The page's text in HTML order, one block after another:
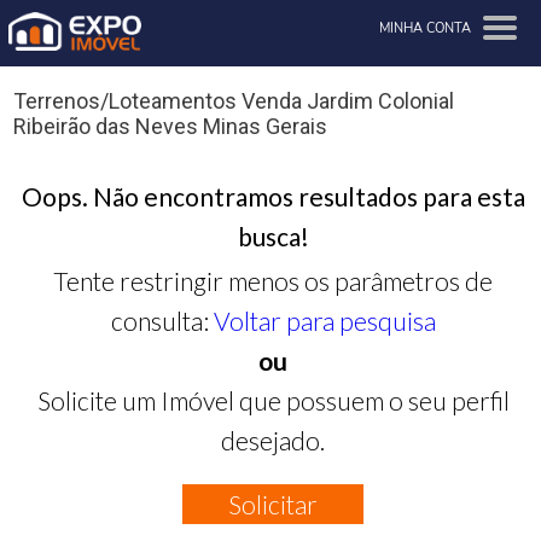
MINHA CONTA
Terrenos/Loteamentos Venda Jardim Colonial
Ribeirão das Neves Minas Gerais
Oops. Não encontramos resultados para esta
busca!
Tente restringir menos os parâmetros de
consulta: Voltar para pesquisa
ou
Solicite um Imóvel que possuem o seu perfil
desejado.
Solicitar